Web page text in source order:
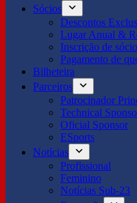
Sócios
Descontos
Lugar Anual &
Inscrição de sócio
Pagamento de
Bilheteira
Parceiros
Patrocinador
Technical
Oficial Sponsor
ESports
Notícias
Profissional
Feminino
Notícias Sub-23